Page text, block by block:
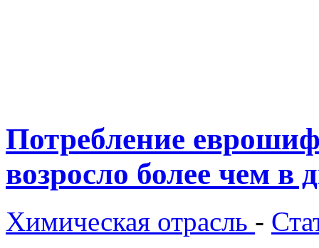
Потребление
возросло более чем в
Химическая отрасль -